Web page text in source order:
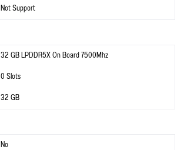
Not Support
32 GB LPDDR5X On Board 7500Mhz
0 Slots
32 GB
No